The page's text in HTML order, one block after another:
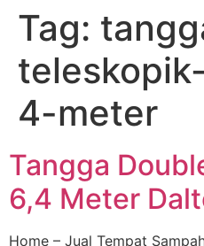
Skip
content
Tag:
4-meter
Tangga
6,4 Meter
Home – Jual Tempat